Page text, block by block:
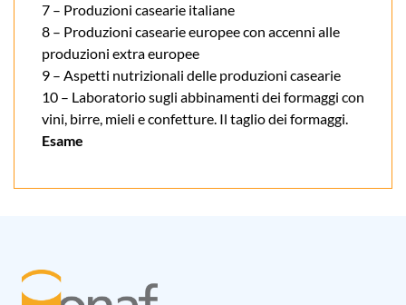
7 – Produzioni casearie italiane
8 – Produzioni casearie europee con accenni alle
produzioni extra europee
9 – Aspetti nutrizionali delle produzioni casearie
10 – Laboratorio sugli abbinamenti dei formaggi con
vini, birre, mieli e confetture. Il taglio dei formaggi.
Esame